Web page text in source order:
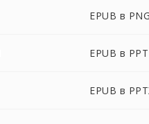
EPUB в PNG
EPUB в PPT
EPUB в